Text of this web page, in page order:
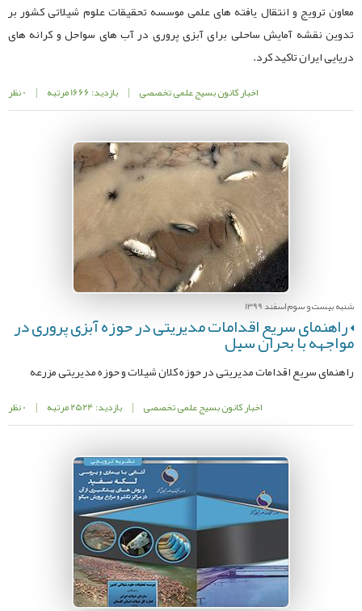
معاون ترویج و انتقال یافته های علمی موسسه تحقیقات علوم شیلاتی کشور بر
تدوین نقشه آمایش ساحلی برای آبزی پروری در آب های سواحل و کرانه های
دریایی ایران تاکید کرد.
اخبار کانون بسیج علمی تخصصی | بازدید: 1666 مرتبه | 0 نظر
شنبه بیست و سوم اسفند 1399
راهنمای سریع اقدامات مدیریتی در حوزه آبزی پروری در
مواجهه با بحران سیل
راهنمای سریع اقدامات مدیریتی در حوزه کلان شیلات و حوزه مدیریتی مزرعه
اخبار کانون بسیج علمی تخصصی | بازدید: 2524 مرتبه | 0 نظر